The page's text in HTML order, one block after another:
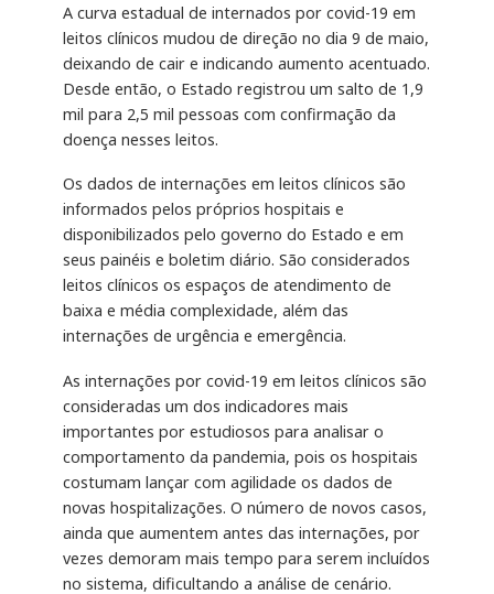
A curva estadual de internados por covid-19 em
leitos clínicos mudou de direção no dia 9 de maio,
deixando de cair e indicando aumento acentuado.
Desde então, o Estado registrou um salto de 1,9
mil para 2,5 mil pessoas com confirmação da
doença nesses leitos.
Os dados de internações em leitos clínicos são
informados pelos próprios hospitais e
disponibilizados pelo governo do Estado e em
seus painéis e boletim diário. São considerados
leitos clínicos os espaços de atendimento de
baixa e média complexidade, além das
internações de urgência e emergência.
As internações por covid-19 em leitos clínicos são
consideradas um dos indicadores mais
importantes por estudiosos para analisar o
comportamento da pandemia, pois os hospitais
costumam lançar com agilidade os dados de
novas hospitalizações. O número de novos casos,
ainda que aumentem antes das internações, por
vezes demoram mais tempo para serem incluídos
no sistema, dificultando a análise de cenário.